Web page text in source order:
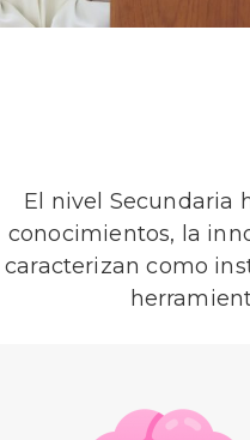
El nivel Secundaria
conocimientos, la
caracterizan como